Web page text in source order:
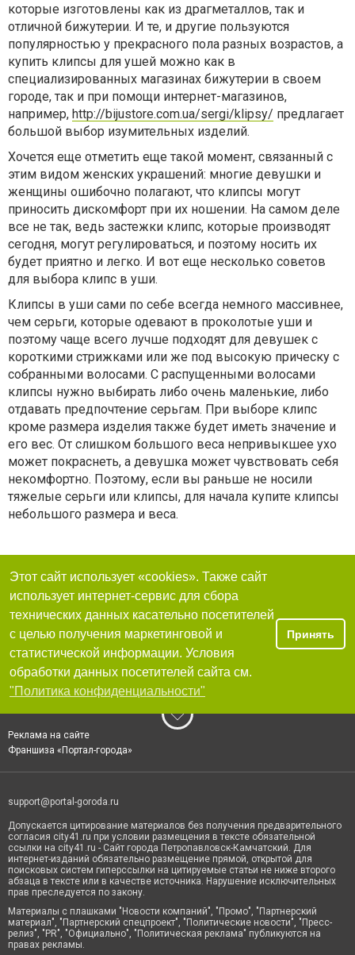
которые изготовлены как из драгметаллов, так и
отличной бижутерии. И те, и другие пользуются
популярностью у прекрасного пола разных возрастов, а
купить клипсы для ушей можно как в
специализированных магазинах бижутерии в своем
городе, так и при помощи интернет-магазинов,
например, http://bijustore.com.ua/sergi/klipsy/ предлагает
большой выбор изумительных изделий.
Хочется еще отметить еще такой момент, связанный с
этим видом женских украшений: многие девушки и
женщины ошибочно полагают, что клипсы могут
приносить дискомфорт при их ношении. На самом деле
все не так, ведь застежки клипс, которые производят
сегодня, могут регулироваться, и поэтому носить их
будет приятно и легко. И вот еще несколько советов
для выбора клипс в уши.
Клипсы в уши сами по себе всегда немного массивнее,
чем серьги, которые одевают в проколотые уши и
поэтому чаще всего лучше подходят для девушек с
короткими стрижками или же под высокую прическу с
собранными волосами. С распущенными волосами
клипсы нужно выбирать либо очень маленькие, либо
отдавать предпочтение серьгам. При выборе клипс
кроме размера изделия также будет иметь значение и
его вес. От слишком большого веса непривыкшее ухо
может покраснеть, а девушка может чувствовать себя
некомфортно. Поэтому, если вы раньше не носили
тяжелые серьги или клипсы, для начала купите клипсы
небольшого размера и веса.
Этот сайт использует «cookies». Также сайт
использует интернет-сервис для сбора
технических данных касательно посетителей
с целью получения маркетинговой и
статистической информации. Условия
обработки данных посетителей сайта см.
"Политика конфиденциальности"
Принять
Реклама на сайте
Франшиза «Портал-города»
support@portal-goroda.ru
Допускается цитирование материалов без получения предварительного
согласия city41.ru при условии размещения в тексте обязательной
ссылки на city41.ru - Сайт города Петропавловск-Камчатский. Для
интернет-изданий обязательно размещение прямой, открытой для
поисковых систем гиперссылки на цитируемые статьи не ниже второго
абзаца в тексте или в качестве источника. Нарушение исключительных
прав преследуется по закону.
Материалы с плашками "Новости компаний", "Промо", "Партнерский
материал", "Партнерский спецпроект", "Политические новости", "Пресс-
релиз", "PR", "Официально", "Политическая реклама" публикуются на
правах рекламы.